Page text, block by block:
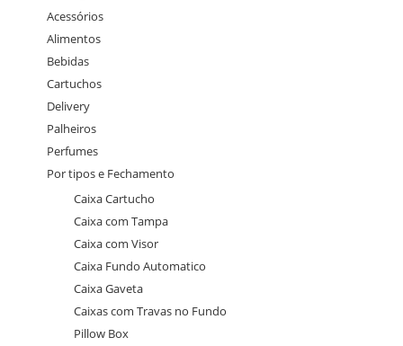
Acessórios
Alimentos
Bebidas
Cartuchos
Delivery
Palheiros
Perfumes
Por tipos e Fechamento
Caixa Cartucho
Caixa com Tampa
Caixa com Visor
Caixa Fundo Automatico
Caixa Gaveta
Caixas com Travas no Fundo
Pillow Box